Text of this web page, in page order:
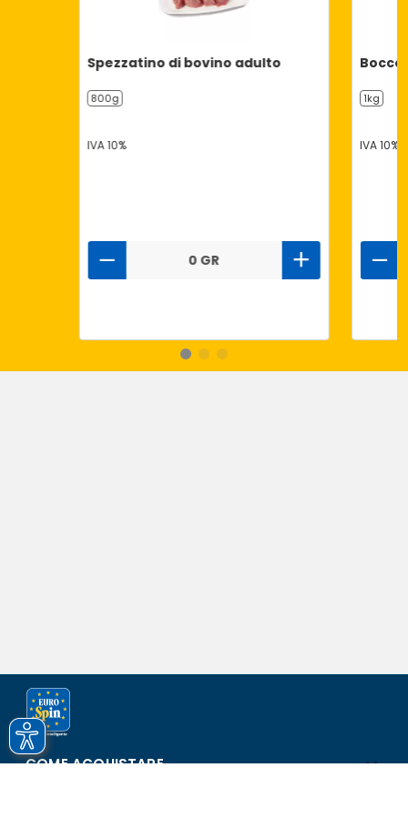
Spezzatino di bovino adulto
800g
IVA 10%
0 GR
1kg
IVA 10%
COME ACQUISTARE